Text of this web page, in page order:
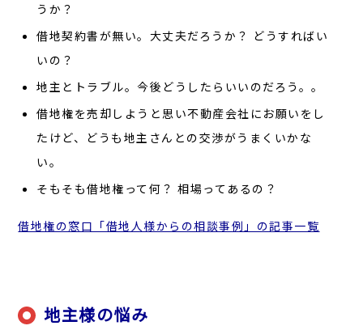
うか？
借地契約書が無い。大丈夫だろうか？ どうすればい
いの？
地主とトラブル。今後どうしたらいいのだろう。。
借地権を売却しようと思い不動産会社にお願いをし
たけど、どうも地主さんとの交渉がうまくいかな
い。
そもそも借地権って何？ 相場ってあるの？
借地権の窓口「借地人様からの相談事例」の記事一覧
地主様の悩み